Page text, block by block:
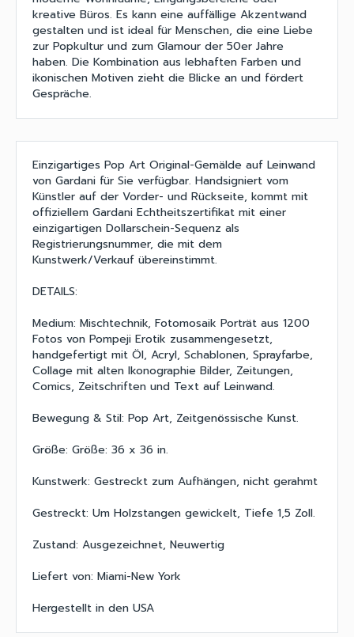
kreative Büros. Es kann eine auffällige Akzentwand
gestalten und ist ideal für Menschen, die eine Liebe
zur Popkultur und zum Glamour der 50er Jahre
haben. Die Kombination aus lebhaften Farben und
ikonischen Motiven zieht die Blicke an und fördert
Gespräche.
Einzigartiges Pop Art Original-Gemälde auf Leinwand
von Gardani für Sie verfügbar. Handsigniert vom
Künstler auf der Vorder- und Rückseite, kommt mit
offiziellem Gardani Echtheitszertifikat mit einer
einzigartigen Dollarschein-Sequenz als
Registrierungsnummer, die mit dem
Kunstwerk/Verkauf übereinstimmt.
DETAILS:
Medium: Mischtechnik, Fotomosaik Porträt aus 1200
Fotos von Pompeji Erotik zusammengesetzt,
handgefertigt mit Öl, Acryl, Schablonen, Sprayfarbe,
Collage mit alten Ikonographie Bilder, Zeitungen,
Comics, Zeitschriften und Text auf Leinwand.
Bewegung & Stil: Pop Art, Zeitgenössische Kunst.
Größe: Größe: 36 x 36 in.
Kunstwerk: Gestreckt zum Aufhängen, nicht gerahmt
Gestreckt: Um Holzstangen gewickelt, Tiefe 1,5 Zoll.
Zustand: Ausgezeichnet, Neuwertig
Liefert von: Miami-New York
Hergestellt in den USA